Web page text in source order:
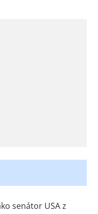
senátor USA z